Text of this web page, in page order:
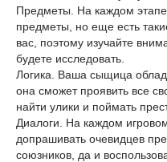
Предметы. На каждом
предметы, но еще есть
вас, поэтому изучайте
будете исследовать.
Логика. Ваша сыщица
она сможет проявить все
найти улики и поймать
Диалоги. На каждом
допрашивать очевидцев
союзников, да и